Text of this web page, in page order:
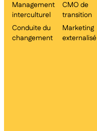
Management
interculturel
Conduite du
changement
CMO de
transition
Marketing
externalisé